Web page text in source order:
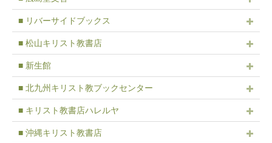
■ リバーサイドブックス
■ 松山キリスト教書店
■ 新生館
■ 北九州キリスト教ブックセンター
■ キリスト教書店ハレルヤ
■ 沖縄キリスト教書店